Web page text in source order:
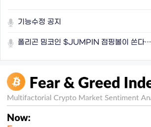
기능수정 공지
폴리곤 밈코인 $JUMPIN 점핑볼이 쏜다…